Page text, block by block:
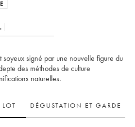
soyeux signé par une nouvelle figure du
des méthodes de culture
naturelles.
DÉGUSTATION ET GARDE